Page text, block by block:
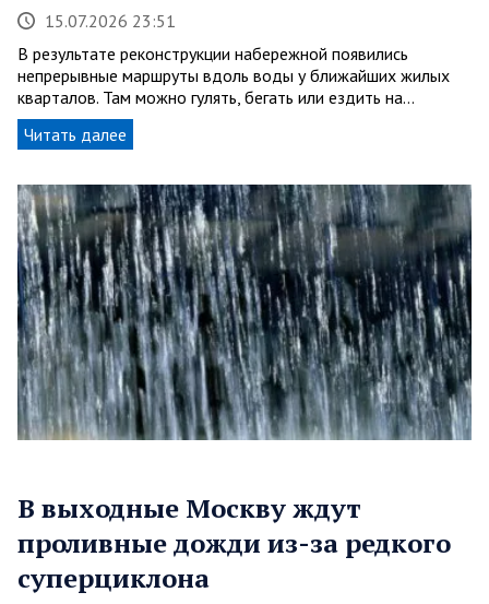
15.07.2026 23:51
В результате реконструкции набережной появились
непрерывные маршруты вдоль воды у ближайших жилых
кварталов. Там можно гулять, бегать или ездить на…
Читать далее
В выходные Москву ждут
проливные дожди из-за редкого
суперциклона